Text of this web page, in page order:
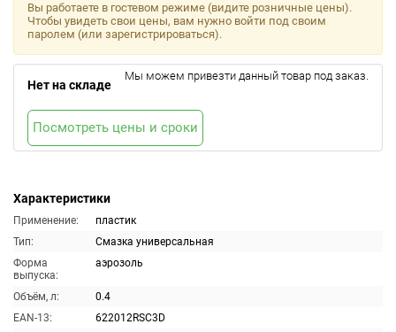
Характеристики
Применение:
пластик
Тип:
Смазка универсальная
Форма
выпуска:
аэрозоль
Объём, л:
0.4
EAN-13:
622012RSC3D
Вы работаете в гостевом режиме (видите розничные цены).
Чтобы увидеть свои цены, вам нужно войти под своим
паролем (или зарегистрироваться).
Нет на складе
Мы можем привезти данный товар под заказ.
Посмотреть цены и сроки